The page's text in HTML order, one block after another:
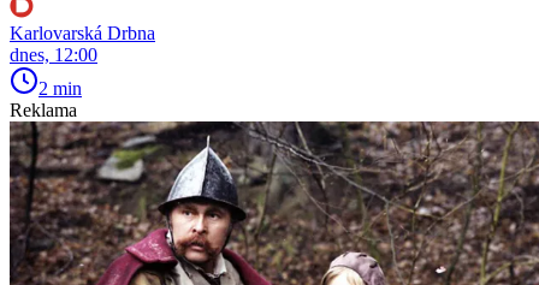
Karlovarská Drbna
dnes, 12:00
2 min
Reklama